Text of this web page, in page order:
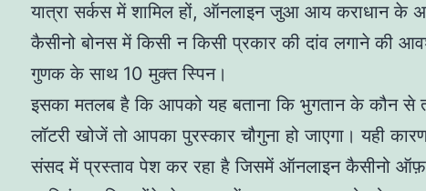
यात्रा सर्कस में शामिल हों, ऑनलाइन जुआ आय कराधान के
कैसीनो बोनस में किसी न किसी प्रकार की दांव लगाने की
गुणक के साथ 10 मुक्त स्पिन।
इसका मतलब है कि आपको यह बताना कि भुगतान के कौन से
लॉटरी खोजें तो आपका पुरस्कार चौगुना हो जाएगा। यही
संसद में प्रस्ताव पेश कर रहा है जिसमें ऑनलाइन कैसीनो